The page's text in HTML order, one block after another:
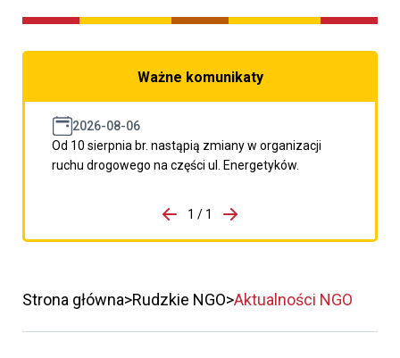
Ważne komunikaty
2026-08-06
Od 10 sierpnia br. nastąpią zmiany w organizacji
ruchu drogowego na części ul. Energetyków.
porzpedniego komunikatu
1 / 1
Przejdź do następnego
Strona główna Rudzkie NGO Aktualności NGO